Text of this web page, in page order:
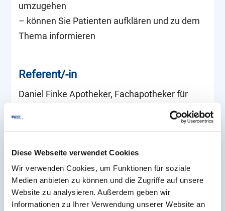
Diese Webseite verwendet Cookies
Wir verwenden Cookies, um Funktionen für soziale
Medien anbieten zu können und die Zugriffe auf unsere
Website zu analysieren. Außerdem geben wir
Informationen zu Ihrer Verwendung unserer Website an
umzugehen
– können Sie Patienten aufklären und zu dem
Thema informieren
Referent/-in
Daniel Finke Apotheker, Fachapotheker für
Allgemeinpharmazie, Referent, Dozent, Prüfer
Preis
Nichtmitglieder: € 55 / Mitglieder: € 49